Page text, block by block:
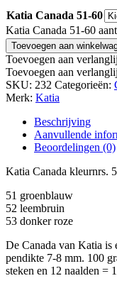
Katia Canada 51-60
Katia Canada 51-60
Toevoegen aan
Toevoegen aan
Toevoegen aan
SKU: 232 Categorieën:
Merk: Katia
Beschrijving
Aanvullende
Beoordelingen (0)
Katia Canada kleurnrs.
51 groenblauw
52 leembruin
53 donker roze
De Canada van Katia
pendikte 7-8 mm. 100
steken en 12 naalden =